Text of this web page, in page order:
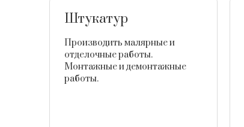
Штукатур
Производить малярные и
отделочные работы.
Монтажные и демонтажные
работы.